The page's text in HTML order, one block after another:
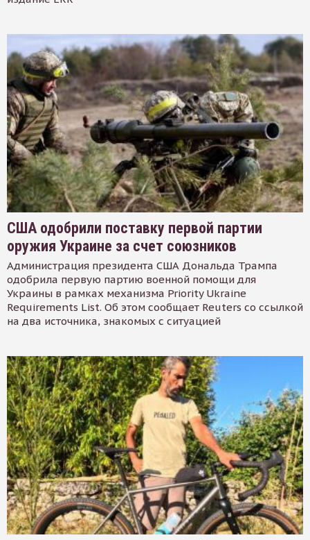
США одобрили поставку первой партии
оружия Украине за счет союзников
Администрация президента США Дональда Трампа
одобрила первую партию военной помощи для
Украины в рамках механизма Priority Ukraine
Requirements List. Об этом сообщает Reuters со ссылкой
на два источника, знакомых с ситуацией